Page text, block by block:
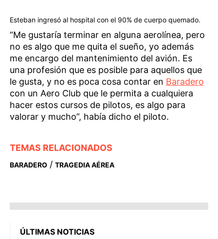
Esteban ingresó al hospital con el 90% de cuerpo quemado.
“Me gustaría terminar en alguna aerolínea, pero
no es algo que me quita el sueño, yo además
me encargo del mantenimiento del avión. Es
una profesión que es posible para aquellos que
le gusta, y no es poca cosa contar en Baradero
con un Aero Club que le permita a cualquiera
hacer estos cursos de pilotos, es algo para
valorar y mucho”, había dicho el piloto.
TEMAS RELACIONADOS
BARADERO / TRAGEDIA AÉREA
ÚLTIMAS NOTICIAS